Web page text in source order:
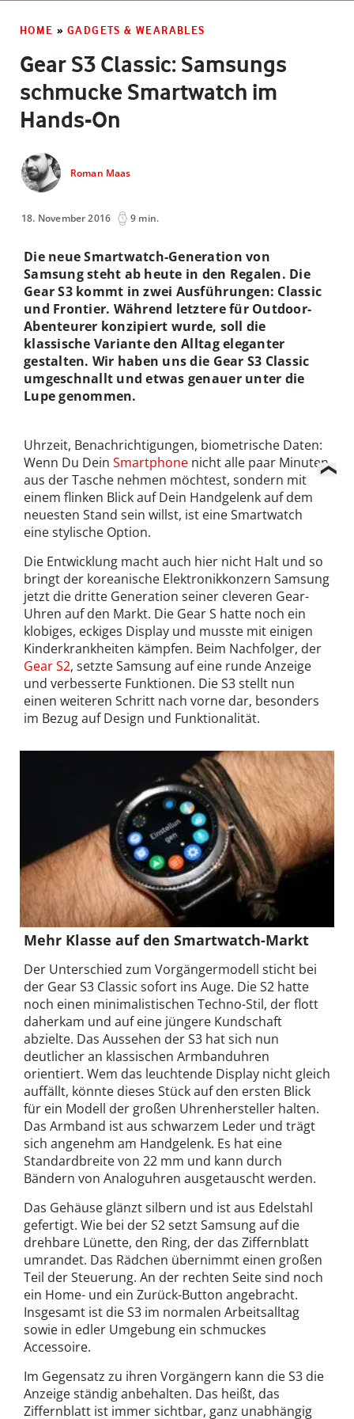
HOME » GADGETS & WEARABLES
Gear S3 Classic: Samsungs
schmucke Smartwatch im
Hands-On
Roman Maas
18. November 2016 9 min.
Die neue Smartwatch-Generation von
Samsung steht ab heute in den Regalen. Die
Gear S3 kommt in zwei Ausführungen: Classic
und Frontier. Während letztere für Outdoor-
Abenteurer konzipiert wurde, soll die
klassische Variante den Alltag eleganter
gestalten. Wir haben uns die Gear S3 Classic
umgeschnallt und etwas genauer unter die
Lupe genommen.
Uhrzeit, Benachrichtigungen, biometrische Daten:
Wenn Du Dein Smartphone nicht alle paar Minuten
aus der Tasche nehmen möchtest, sondern mit
einem flinken Blick auf Dein Handgelenk auf dem
neuesten Stand sein willst, ist eine Smartwatch
eine stylische Option.
Die Entwicklung macht auch hier nicht Halt und so
bringt der koreanische Elektronikkonzern Samsung
jetzt die dritte Generation seiner cleveren Gear-
Uhren auf den Markt. Die Gear S hatte noch ein
klobiges, eckiges Display und musste mit einigen
Kinderkrankheiten kämpfen. Beim Nachfolger, der
Gear S2, setzte Samsung auf eine runde Anzeige
und verbesserte Funktionen. Die S3 stellt nun
einen weiteren Schritt nach vorne dar, besonders
im Bezug auf Design und Funktionalität.
Mehr Klasse auf den Smartwatch-Markt
Der Unterschied zum Vorgängermodell sticht bei
der Gear S3 Classic sofort ins Auge. Die S2 hatte
noch einen minimalistischen Techno-Stil, der flott
daherkam und auf eine jüngere Kundschaft
abzielte. Das Aussehen der S3 hat sich nun
deutlicher an klassischen Armbanduhren
orientiert. Wem das leuchtende Display nicht gleich
auffällt, könnte dieses Stück auf den ersten Blick
für ein Modell der großen Uhrenhersteller halten.
Das Armband ist aus schwarzem Leder und trägt
sich angenehm am Handgelenk. Es hat eine
Standardbreite von 22 mm und kann durch
Bändern von Analoguhren ausgetauscht werden.
Das Gehäuse glänzt silbern und ist aus Edelstahl
gefertigt. Wie bei der S2 setzt Samsung auf die
drehbare Lünette, den Ring, der das Ziffernblatt
umrandet. Das Rädchen übernimmt einen großen
Teil der Steuerung. An der rechten Seite sind noch
ein Home- und ein Zurück-Button angebracht.
Insgesamt ist die S3 im normalen Arbeitsalltag
sowie in edler Umgebung ein schmuckes
Accessoire.
Im Gegensatz zu ihren Vorgängern kann die S3 die
Anzeige ständig anbehalten. Das heißt, das
Ziffernblatt ist immer sichtbar, ganz unabhängig